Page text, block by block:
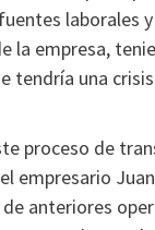
laborales
la empresa,
tendría una
proceso de
empresario
anteriores